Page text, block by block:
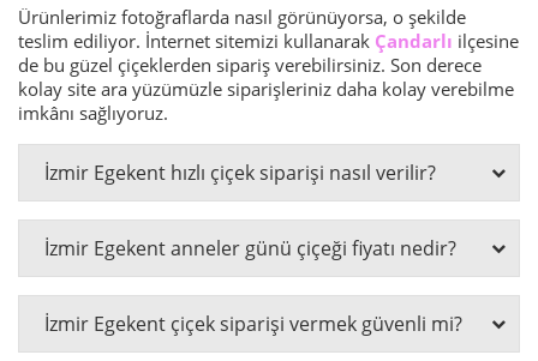
Ürünlerimiz fotoğraflarda nasıl görünüyorsa, o şekilde
teslim ediliyor. İnternet sitemizi kullanarak Çandarlı ilçesine
de bu güzel çiçeklerden sipariş verebilirsiniz. Son derece
kolay site ara yüzümüzle siparişleriniz daha kolay verebilme
imkânı sağlıyoruz.
İzmir Egekent hızlı çiçek siparişi nasıl verilir?
İzmir Egekent anneler günü çiçeği fiyatı nedir?
İzmir Egekent çiçek siparişi vermek güvenli mi?